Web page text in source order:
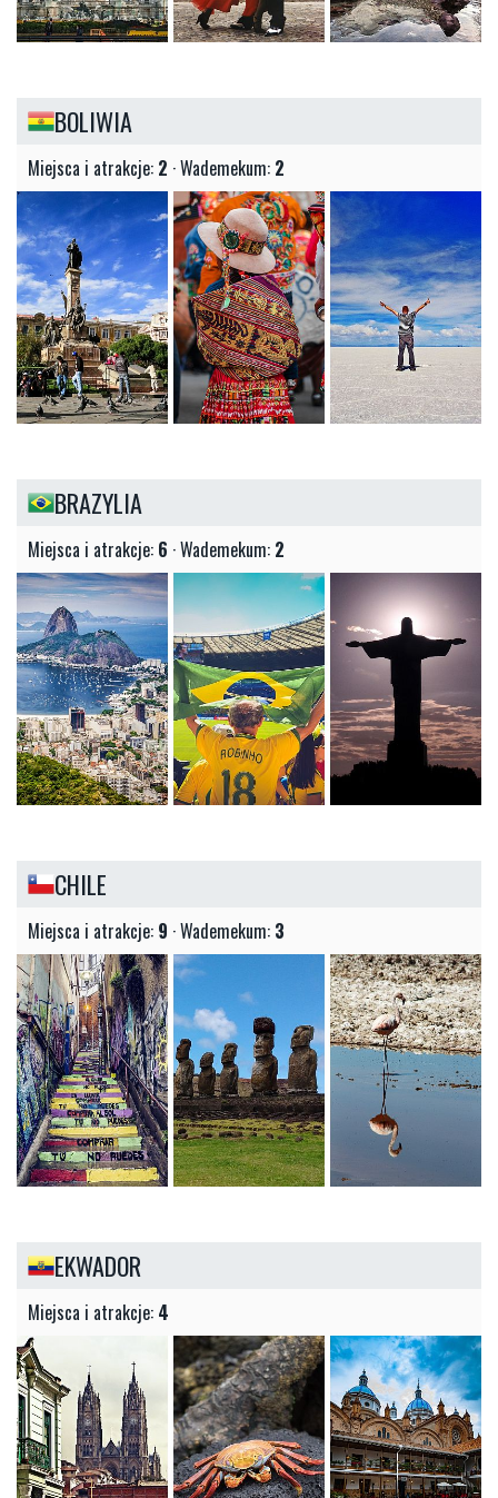
BOLIWIA
Miejsca i atrakcje: 2 · Wademekum: 2
BRAZYLIA
Miejsca i atrakcje: 6 · Wademekum: 2
CHILE
Miejsca i atrakcje: 9 · Wademekum: 3
EKWADOR
Miejsca i atrakcje: 4